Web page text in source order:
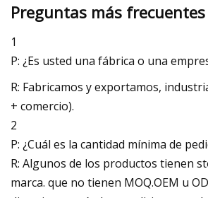
Preguntas más frecuentes
1
P: ¿Es usted una fábrica o una
R: Fabricamos y exportamos,
+ comercio).
2
P: ¿Cuál es la cantidad mínima de
R: Algunos de los productos tienen
marca. que no tienen MOQ.OEM u